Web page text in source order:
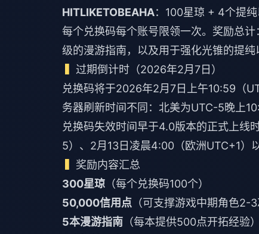
HITLIKETOBEAHA：100星琼 + 4个提
每个兑换码每个账号限领一次。奖励总
级的漫游指南，以及用于强化光锥的提纯
过期倒计时（2026年2月7日）
兑换码将于2026年2月7日上午10:59（
务器刷新时间不同：北美为UTC-5晚上
兑换码失效时间早于4.0版本的正式上线
5）、2月13日凌晨4:00（欧洲UTC+1）
奖励内容汇总
300星琼 （每个兑换码100个）
50,000信用点 （可支撑游戏中期角色2-3
5本漫游指南 （每本提供500点开拓经验）